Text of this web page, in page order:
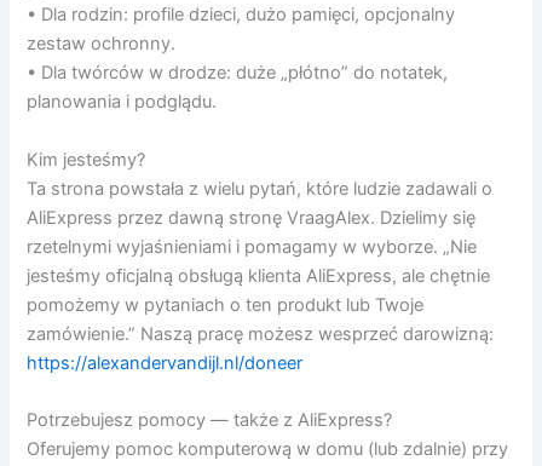
• Dla rodzin: profile dzieci, dużo pamięci, opcjonalny
zestaw ochronny.
• Dla twórców w drodze: duże „płótno” do notatek,
planowania i podglądu.
Kim jesteśmy?
Ta strona powstała z wielu pytań, które ludzie zadawali o
AliExpress przez dawną stronę VraagAlex. Dzielimy się
rzetelnymi wyjaśnieniami i pomagamy w wyborze. „Nie
jesteśmy oficjalną obsługą klienta AliExpress, ale chętnie
pomożemy w pytaniach o ten produkt lub Twoje
zamówienie.” Naszą pracę możesz wesprzeć darowizną:
https://alexandervandijl.nl/doneer
Potrzebujesz pomocy — także z AliExpress?
Oferujemy pomoc komputerową w domu (lub zdalnie) przy